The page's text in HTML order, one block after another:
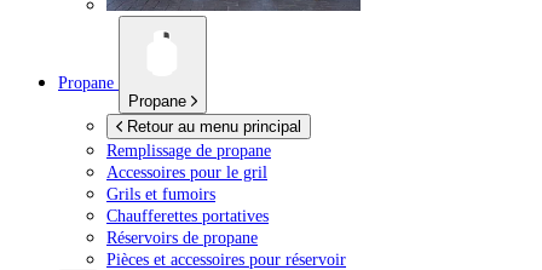
Propane
Propane
Retour au menu principal
Remplissage de propane
Accessoires pour le gril
Grils et fumoirs
Chaufferettes portatives
Réservoirs de propane
Pièces et accessoires pour réservoir